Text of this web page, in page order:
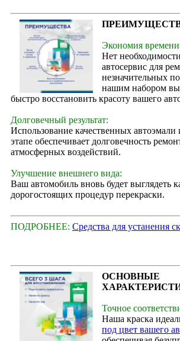
Экономия времени
Нет
автосервис для
незначительных
нашим набором
быстро восстановить красоту вашего
Долговечный результат:
Использование качественных автоэмали
этапе обеспечивает долговечность
атмосферных воздействий.
Улучшение внешнего вида:
Ваш автомобиль вновь будет выглядеть
дорогостоящих процедур перекраски.
ПОДРОБНЕЕ: Средства для устанения
ОСНОВНЫЕ
Точное
Наша краска
под цвет вашего